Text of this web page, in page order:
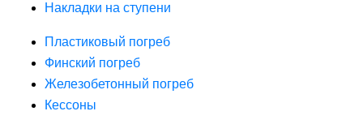
Накладки на ступени
Пластиковый погреб
Финский погреб
Железобетонный погреб
Кессоны